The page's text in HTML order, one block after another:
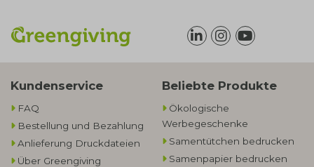
Kundenservice
FAQ
Bestellung und Bezahlung
Anlieferung Druckdateien
Über Greengiving
Beliebte Produkte
Ökologische
Werbegeschenke​
Samentütchen bedrucken
Samenpapier bedrucken